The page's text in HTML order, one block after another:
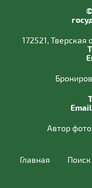
172521, Тверская
Автор
Главная Поиск